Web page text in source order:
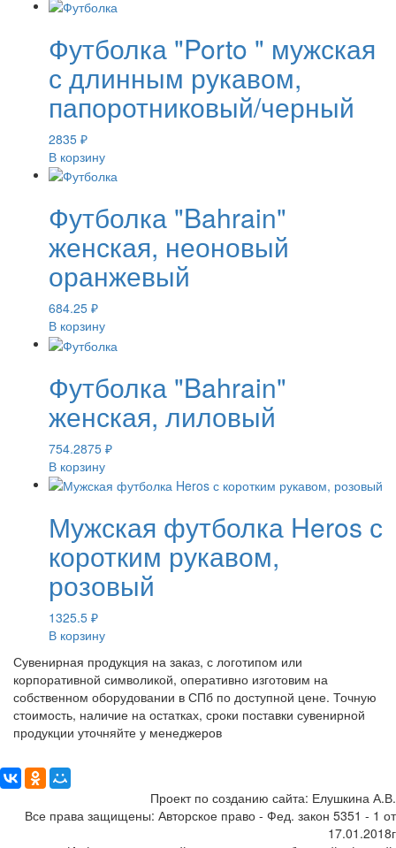
Футболка "Porto " мужская
с длинным рукавом,
папоротниковый/черный
2835 ₽
В корзину
Футболка "Bahrain"
женская, неоновый
оранжевый
684.25 ₽
В корзину
Футболка "Bahrain"
женская, лиловый
754.2875 ₽
В корзину
Мужская футболка Heros с
коротким рукавом,
розовый
1325.5 ₽
В корзину
Сувенирная продукция на заказ, с логотипом или
корпоративной символикой, оперативно изготовим на
собственном оборудовании в СПб по доступной цене. Точную
стоимость, наличие на остатках, сроки поставки сувенирной
продукции уточняйте у менеджеров
Проект по созданию сайта: Елушкина А.В.
Все права защищены: Авторское право - Фед. закон 5351 - 1 от
17.01.2018г